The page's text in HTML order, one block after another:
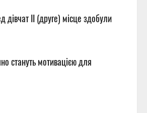
ІІ (друге) місце здобули
стануть мотивацією для